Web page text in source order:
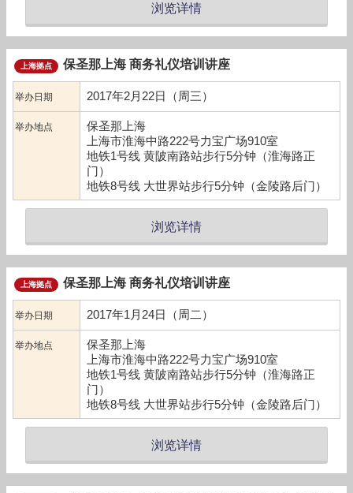
浏览详情
上海拠点 保圣那上海 商务礼仪培训讲座
举办日期 2017年2月22日（周三）
举办地点
保圣那上海
上海市淮海中路222号力宝广场910室
地铁1号线 黄陂南路站步行5分钟（淮海路正
门）
地铁8号线 大世界站步行5分钟（金陵路后门）
浏览详情
上海拠点 保圣那上海 商务礼仪培训讲座
举办日期 2017年1月24日（周二）
举办地点
保圣那上海
上海市淮海中路222号力宝广场910室
地铁1号线 黄陂南路站步行5分钟（淮海路正
门）
地铁8号线 大世界站步行5分钟（金陵路后门）
浏览详情